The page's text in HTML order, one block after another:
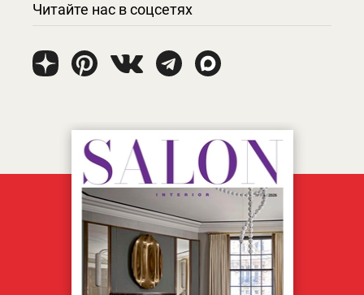
Читайте нас в соцсетях